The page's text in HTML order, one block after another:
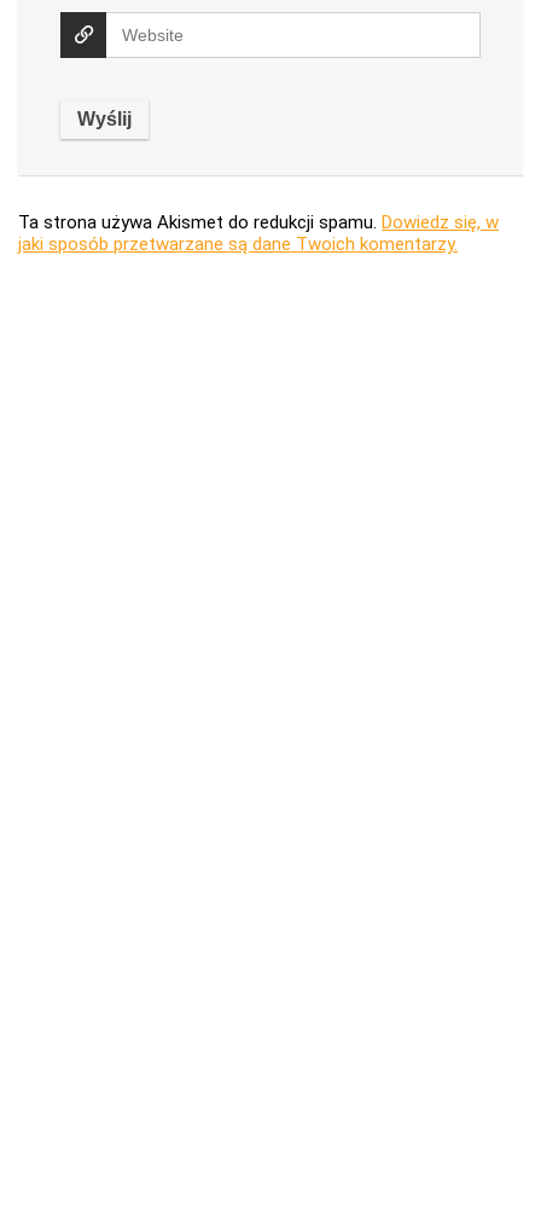
Ta strona używa Akismet do redukcji spamu. Dowiedz się, w
jaki sposób przetwarzane są dane Twoich komentarzy.